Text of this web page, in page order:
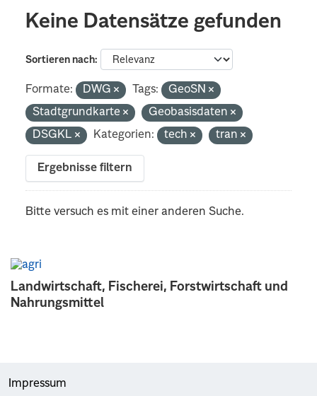
Landwirtschaft, Fischerei, Forstwirtschaft und
Nahrungsmittel
Keine Datensätze gefunden
Sortieren nach
Formate: DWG Tags:
GeoSN
Stadtgrundkarte
Geobasisdaten
DSGKL
Kategorien: tech tran
Ergebnisse filtern
Bitte versuch es mit einer anderen Suche.
Impressum